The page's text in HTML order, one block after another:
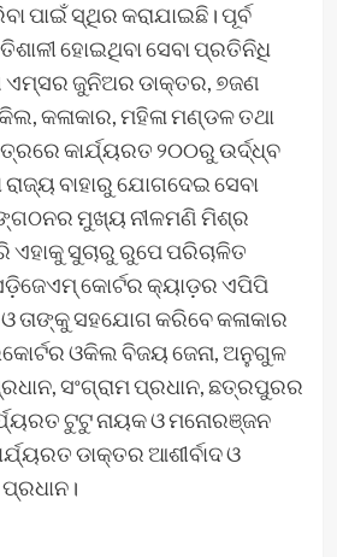
ପାଇଁ ସ୍ଥିର କରାଯାଇଛି। ପୂର୍ବ
ହୋଇଥିବା ସେବା ପ୍ରତିନିଧି
ଜୁନିଅର ଡାକ୍ତର, ୭ଜଣ
କଳାକାର, ମହିଳା ମଣ୍ଡଳ ତଥା
କାର୍ଯ୍ୟରତ ୨୦୦ରୁ ଉର୍ଦ୍ଧ୍ବ
ବାହାରୁ ଯୋଗଦେଇ ସେବା
ମୁଖ୍ୟ ନୀଳମଣି ମିଶ୍ର
ଏହାକୁ ସୁଚାରୁ ରୁପେ ପରିଚାଳିତ
କୋର୍ଟର କ୍ୟାଡ଼ର ଏପିପି
ତାଙ୍କୁ ସହଯୋଗ କରିବେ କଳାକାର
ଓକିଲ ବିଜୟ ଜେନା, ଅନୁଗୁଳ
ସଂଗ୍ରାମ ପ୍ରଧାନ, ଛତ୍ରପୁରର
ଟୁଟୁ ନାୟକ ଓ ମନୋରଞ୍ଜନ
ଡାକ୍ତର ଆଶୀର୍ବାଦ ଓ